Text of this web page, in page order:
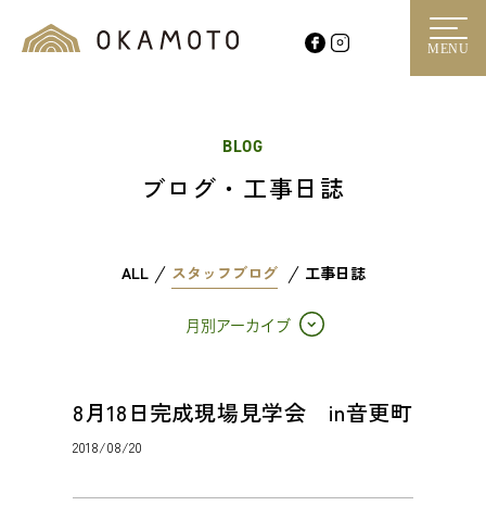
MENU
BLOG
ブログ・工事日誌
ALL スタッフブログ 工事日誌
月別アーカイブ
8月18日完成現場見学会 in音更町
2018/08/20